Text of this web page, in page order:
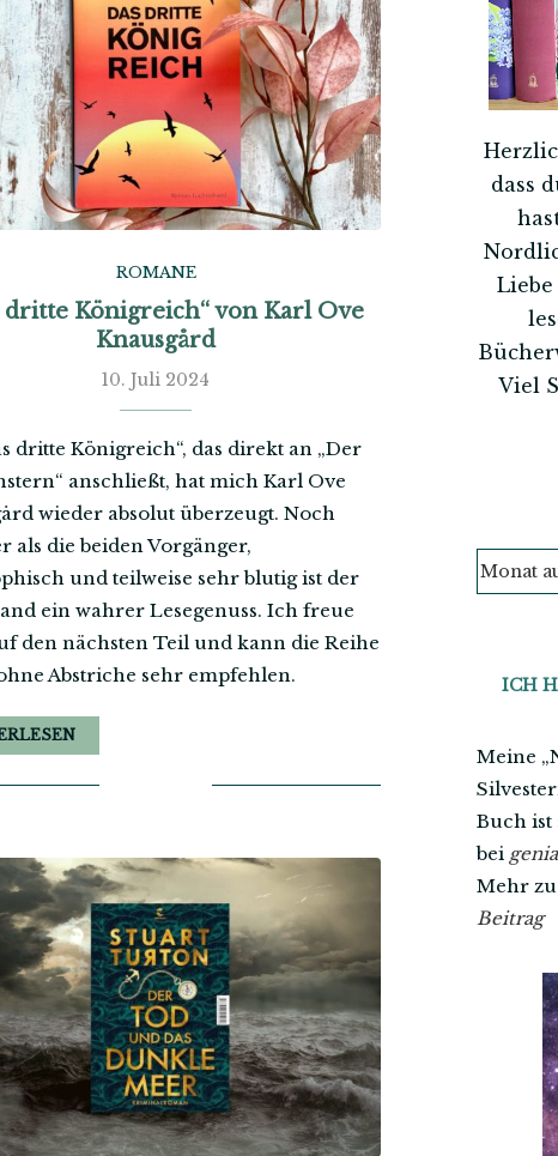
ROMANE
dritte Königreich“ von Karl Ove
Knausgård
10. Juli 2024
dritte Königreich“, das direkt an „Der
anschließt, hat mich Karl Ove
wieder absolut überzeugt. Noch
als die beiden Vorgänger,
und teilweise sehr blutig ist der
ein wahrer Lesegenuss. Ich freue
den nächsten Teil und kann die Reihe
Abstriche sehr empfehlen.
dass
Viel
ICH
Meine
Buch ist
bei
Mehr
Beitrag